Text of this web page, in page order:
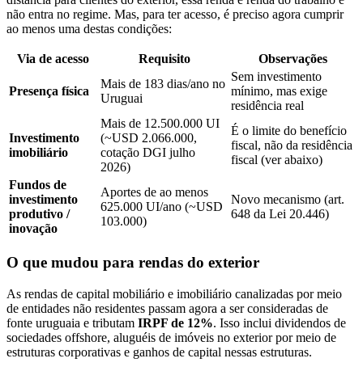
não entra no regime. Mas, para ter acesso, é preciso agora cumprir
ao menos uma destas condições:
Via de acesso Requisito Observações
Presença física
Mais de 183 dias/ano no
Uruguai
Sem investimento
mínimo, mas exige
residência real
Investimento
imobiliário
Mais de 12.500.000 UI
(~USD 2.066.000,
cotação DGI julho
2026)
É o limite do benefício
fiscal, não da residência
fiscal (ver abaixo)
Fundos de
investimento
produtivo /
inovação
Aportes de ao menos
625.000 UI/ano (~USD
103.000)
Novo mecanismo (art.
648 da Lei 20.446)
O que mudou para rendas do exterior
As rendas de capital mobiliário e imobiliário canalizadas por meio
de entidades não residentes passam agora a ser consideradas de
fonte uruguaia e tributam IRPF de 12%. Isso inclui dividendos de
sociedades offshore, aluguéis de imóveis no exterior por meio de
estruturas corporativas e ganhos de capital nessas estruturas.